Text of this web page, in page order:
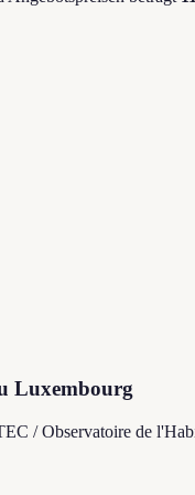
Luxembourg
/ Observatoire de